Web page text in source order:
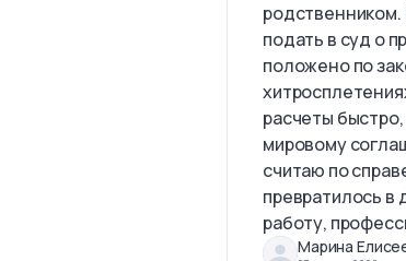
родственником.
подать в суд о
положено по
расчеты
мировому
считаю по
превратилось
работу,
Марина